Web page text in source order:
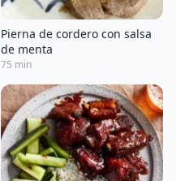
Pierna de cordero con salsa
de menta
75 min